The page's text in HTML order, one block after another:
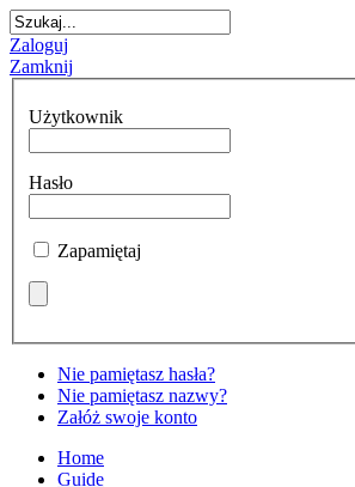
Zaloguj
Zamknij
Użytkownik
Hasło
Zapamiętaj
Nie pamiętasz hasła?
Nie pamiętasz nazwy?
Załóż swoje konto
Home
Guide